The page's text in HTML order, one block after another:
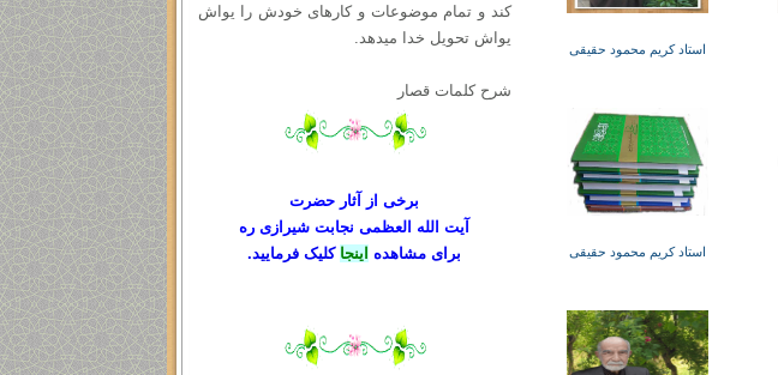
استاد کریم محمود حقیقی
استاد کریم محمود حقیقی
کند و تمام موضوعات و کارهای خودش را یواش
یواش تحویل خدا میدهد.
شرح کلمات قصار
برخی از آثار حضرت
آیت الله العظمی نجابت شیرازی ره
برای مشاهده اینجا کلیک فرمایید.